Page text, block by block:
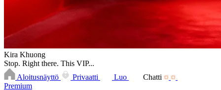
Kira Khuong
Stop. Right there. This VIP...
Aloitusnäyttö
Privaatti Luo
Chatti
Premium